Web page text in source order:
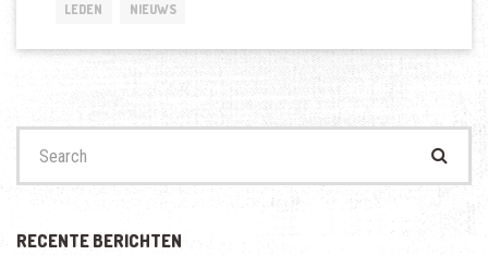
LEDEN NIEUWS
RECENTE BERICHTEN